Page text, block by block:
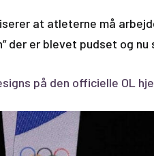
at atleterne må
der er blevet pudset og nu
på den officielle OL